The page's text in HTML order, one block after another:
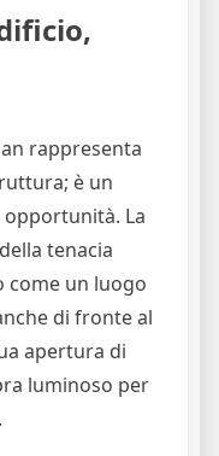
rappresenta
è un
La
tenacia
come un luogo
di fronte al
apertura di
luminoso per